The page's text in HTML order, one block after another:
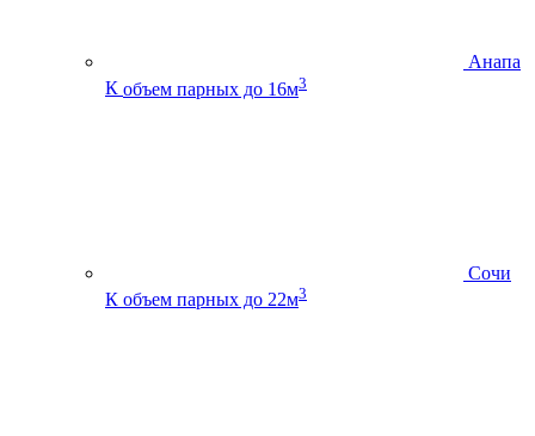
Анапа
К объем парных до 16м3
Сочи
К объем парных до 22м3